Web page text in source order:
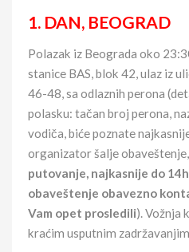
1. DAN, BEOGRAD
Polazak iz Beograda oko
stanice BAS, blok 42, ulaz iz
46-48, sa odlaznih perona
polasku: tačan broj perona,
vodiča, biće poznate
organizator šalje obaveštenje,
putovanje, najkasnije do
obaveštenje obavezno
Vam opet prosledili). Vožnja
kraćim usputnim